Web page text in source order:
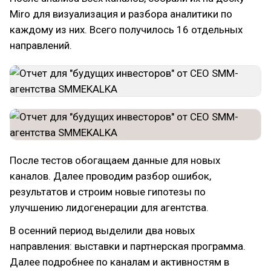
Miro для визуализация и разбора аналитики по
каждому из них. Всего получилось 16 отдельных
направлений.
После тестов обогащаем данные для новых
каналов. Далее проводим разбор ошибок,
результатов и строим новые гипотезы по
улучшению лидогенерации для агентства.
В осенний период выделили два новых
направления: выставки и партнерская программа.
Далее подробнее по каналам и активностям в